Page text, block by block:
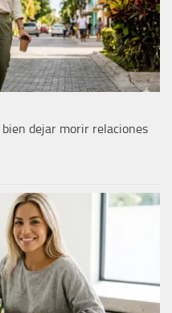
dejar morir relaciones